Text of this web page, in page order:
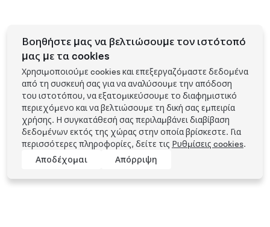
Βοηθήστε μας να βελτιώσουμε τον ιστότοπό
μας με τα cookies
Χρησιμοποιούμε cookies και επεξεργαζόμαστε δεδομένα
από τη συσκευή σας για να αναλύσουμε την απόδοση
του ιστοτόπου, να εξατομικεύσουμε το διαφημιστικό
περιεχόμενο και να βελτιώσουμε τη δική σας εμπειρία
χρήσης. Η συγκατάθεσή σας περιλαμβάνει διαβίβαση
δεδομένων εκτός της χώρας στην οποία βρίσκεστε. Για
περισσότερες πληροφορίες, δείτε τις Ρυθμίσεις cookies.
Αποδέχομαι
Απόρριψη